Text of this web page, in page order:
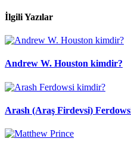
İlgili Yazılar
Andrew W. Houston kimdir?
Arash (Araş Firdevsi)